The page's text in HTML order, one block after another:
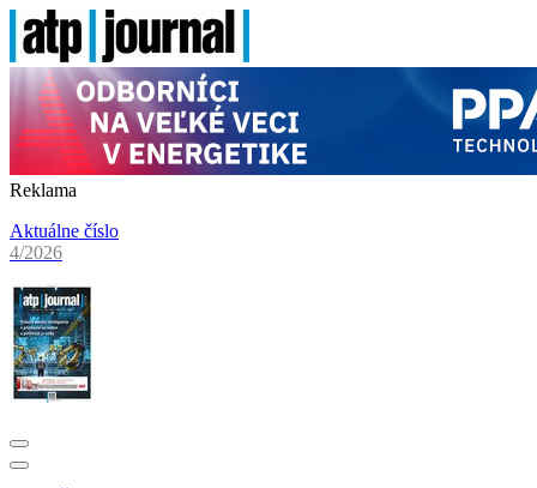
Reklama
Aktuálne číslo
4/2026